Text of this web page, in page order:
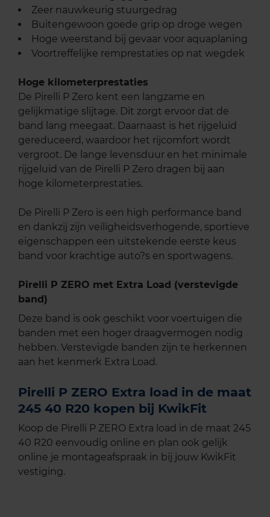
Zeer nauwkeurig stuurgedrag
Buitengewoon goede grip op droge wegen
Hoge weerstand bij gevaar voor aquaplaning
Voortreffelijke remprestaties op nat wegdek
Hoge kilometerprestaties
De Pirelli P Zero kent een langzame en
gelijkmatige slijtage. Dit zorgt ervoor dat de
band lang meegaat. Daarnaast is het rijgeluid
gereduceerd, waardoor het rijcomfort wordt
vergroot. De lange levensduur en het minimale
rijgeluid van de Pirelli P Zero dragen bij aan
hoge kilometerprestaties.
De Pirelli P Zero is een high performance band
en dankzij zijn veiligheidsverhogende, sportieve
eigenschappen een uitstekende eerste keus
band voor krachtige auto?s en sportwagens.
Pirelli P ZERO met Extra Load (verstevigde
band)
Deze band is ook geschikt voor voertuigen die
banden met een hoger draagvermogen nodig
hebben. Verstevigde banden zijn te herkennen
aan het kenmerk Extra Load.
Pirelli P ZERO Extra load in de maat
245 40 R20 kopen bij KwikFit
Koop de Pirelli P ZERO Extra load in de maat 245
40 R20 eenvoudig online en plan ook gelijk
online je montageafspraak in bij jouw KwikFit
vestiging.